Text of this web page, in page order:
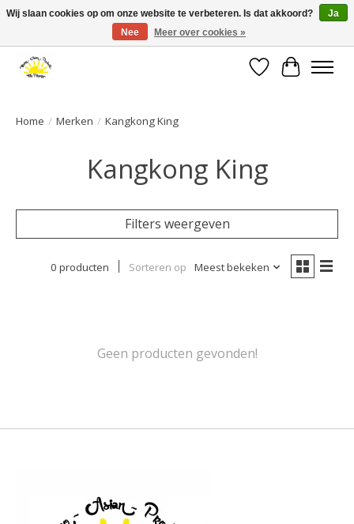
Large selection of products and fast shipping!
Verlanglijst
Home / Merken / Kangkong King
Kangkong King
Filters weergeven
0 producten Sorteren op Meest bekeken
Geen producten gevonden!
Wij slaan cookies op om onze website te verbeteren. Is dat akkoord?
Ja
Nee
Meer over cookies »